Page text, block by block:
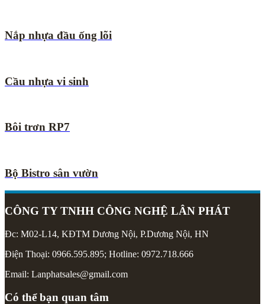
Nắp nhựa đầu ống lõi
Cầu nhựa vi sinh
Bôi trơn RP7
Bộ Bistro sân vườn
CÔNG TY TNHH CÔNG NGHỆ LÂN PHÁT
Đc: M02-L14, KĐTM Dương Nội, P.Dương Nội, HN
Điện Thoại: 0966.595.895; Hotline: 0972.718.666
Email: Lanphatsales@gmail.com
Có thể bạn quan tâm